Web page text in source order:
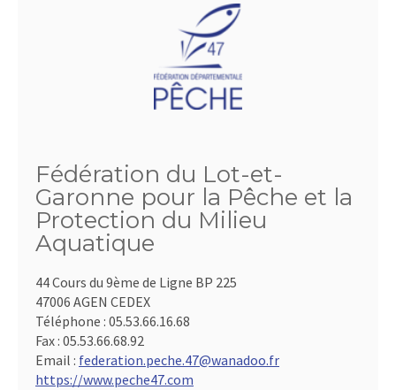
Fédération du Lot-et-
Garonne pour la Pêche et la
Protection du Milieu
Aquatique
44 Cours du 9ème de Ligne BP 225
47006 AGEN CEDEX
Téléphone : 05.53.66.16.68
Fax : 05.53.66.68.92
Email : federation.peche.47@wanadoo.fr
https://www.peche47.com